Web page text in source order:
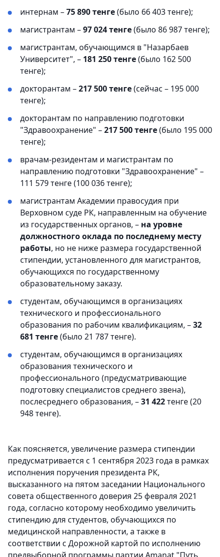
интернам –75 890 тенге(было 66 403 тенге);
магистрантам –97 024 тенге(было 86 987 тенге);
магистрантам, обучающимся в "Назарбаев
Университет", – 181 250 тенге(было 162 500
тенге);
докторантам –217 500 тенге(сейчас – 195 000
тенге);
докторантам по направлению подготовки
"Здравоохранение" –217 500 тенге(было 195 000
тенге);
врачам-резидентам и магистрантам по
направлению подготовки "Здравоохранение" –
111 579 тенге (100 036 тенге);
магистрантам Академии правосудия при
Верховном суде РК, направленным на обучение
из государственных органов, – на уровне
должностного оклада по последнему месту
работы, но не ниже размера государственной
стипендии, установленного для магистрантов,
обучающихся по государственному
образовательному заказу.
студентам, обучающимся в организациях
технического и профессионального
образования по рабочим квалификациям, –32
681 тенге(было 21 787 тенге).
студентам, обучающимся в организациях
образования технического и
профессионального (предусматривающие
подготовку специалистов среднего звена),
послесреднего образования, –31 422тенге (20
948 тенге).
Как поясняется, увеличение размера стипендии
предусматривается с 1 сентября 2023 года в рамках
исполнения поручения президента РК,
высказанного на пятом заседании Национального
совета общественного доверия 25 февраля 2021
года, согласно которому необходимо увеличить
стипендию для студентов, обучающихся по
медицинской направленности, а также в
соответствии с Дорожной картой по исполнению